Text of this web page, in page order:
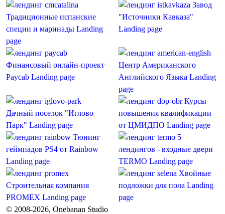
Традиционные испанские
специи и маринады Landing
page
Завод
"Источники Кавказа"
Landing page
Финансовый онлайн-проект
Paycab Landing page
Центр Американского
Английского Языка Landing
page
Дачный поселок "Иглово
Парк" Landing page
Курсы
повышения квалификации
от ЦМИДПО Landing page
Тюнинг
геймпадов PS4 от Rainbow
Landing page
5
лендингов - входные двери
TERMO Landing page
Строительная компания
PROMEX Landing page
Хвойные
подложки для пола Landing
page
© 2008-2026, Onebanan Studio